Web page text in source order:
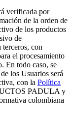
verificada por
de la orden de
de los productos
de
con
el procesamiento
En todo caso, se
los Usuarios será
con la Política
PADULA y
colombiana